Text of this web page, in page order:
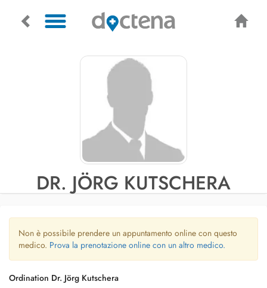
DR. JÖRG KUTSCHERA
Non è possibile prendere un appuntamento online con questo
medico. Prova la prenotazione online con un altro medico.
Ordination Dr. Jörg Kutschera